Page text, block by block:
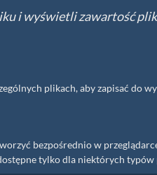
i wyświetli zawartość
plikach, aby zapisać do
bezpośrednio w
tylko dla niektórych